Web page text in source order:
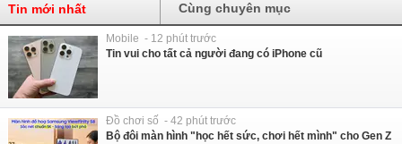
Tin mới nhất Cùng chuyên mục
Mobile - 12 phút trước
Tin vui cho tất cả người đang có iPhone cũ
Đồ chơi số - 42 phút trước
Bộ đôi màn hình "học hết sức, chơi hết mình" cho Gen Z